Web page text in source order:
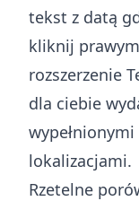
tekst z datą
kliknij
rozszerzenie
dla ciebie
lokalizacjami.
Rzetelne